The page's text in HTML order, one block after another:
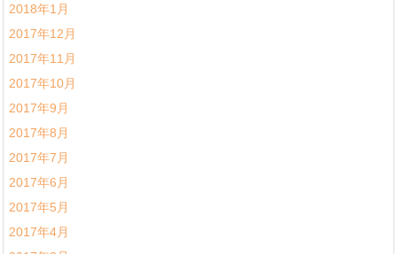
2018年1月
2017年12月
2017年11月
2017年10月
2017年9月
2017年8月
2017年7月
2017年6月
2017年5月
2017年4月